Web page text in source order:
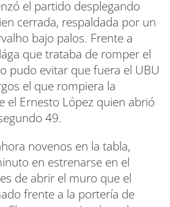
el partido desplegando
cerrada, respaldada por un
bajo palos. Frente a
que trataba de romper el
pudo evitar que fuera el UBU
el que rompiera la
el Ernesto López quien abrió
49.
novenos en la tabla,
en estrenarse en el
de abrir el muro que el
frente a la portería de